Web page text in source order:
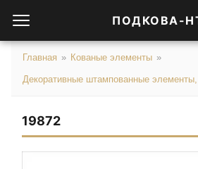
ПОДКОВА-
Главная » Кованые элементы »
Декоративные штампованные
19872